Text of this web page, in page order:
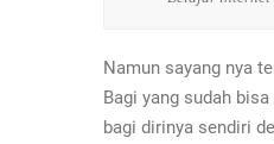
Namun sayang nya
Bagi yang sudah
bagi dirinya sendiri